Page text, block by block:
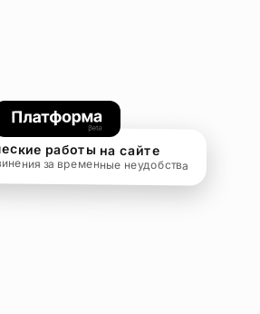
работы на сайте
за временные неудобства